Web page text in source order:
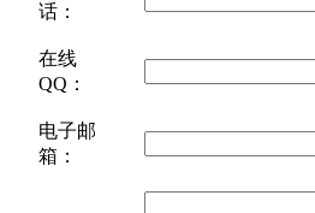
话：
在线
QQ：
电子邮
箱：